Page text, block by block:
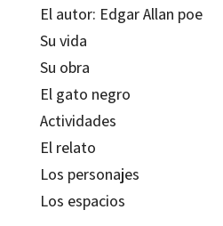
El autor: Edgar Allan poe
Su vida
Su obra
El gato negro
Actividades
El relato
Los personajes
Los espacios